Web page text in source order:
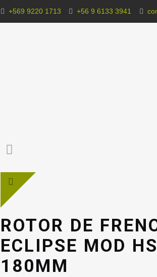
+569 9220 1713 +56 9 6133 3941
ROTOR DE
ECLIPSE MOD
180MM